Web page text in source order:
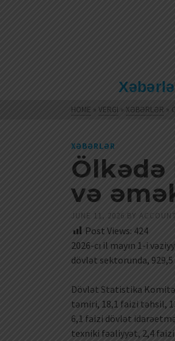
HOME » VERGI » XƏBƏRLƏR »
XƏBƏRLƏR
Ölkədə
və
JUNE 11, 2026 BY
Post Views: 424
2026-cı il mayın 1-i
dövlət sektorunda,
Dövlət Statistika
təmiri, 18,1 faizi təhsil,
6,1 faizi dövlət
texniki fəaliyyət, 2,4 faizi